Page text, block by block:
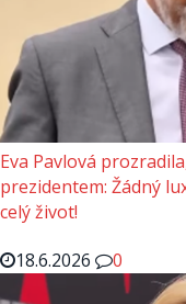
Eva Pavlová
prezidentem: Žádný
celý život!
18.6.2026
0